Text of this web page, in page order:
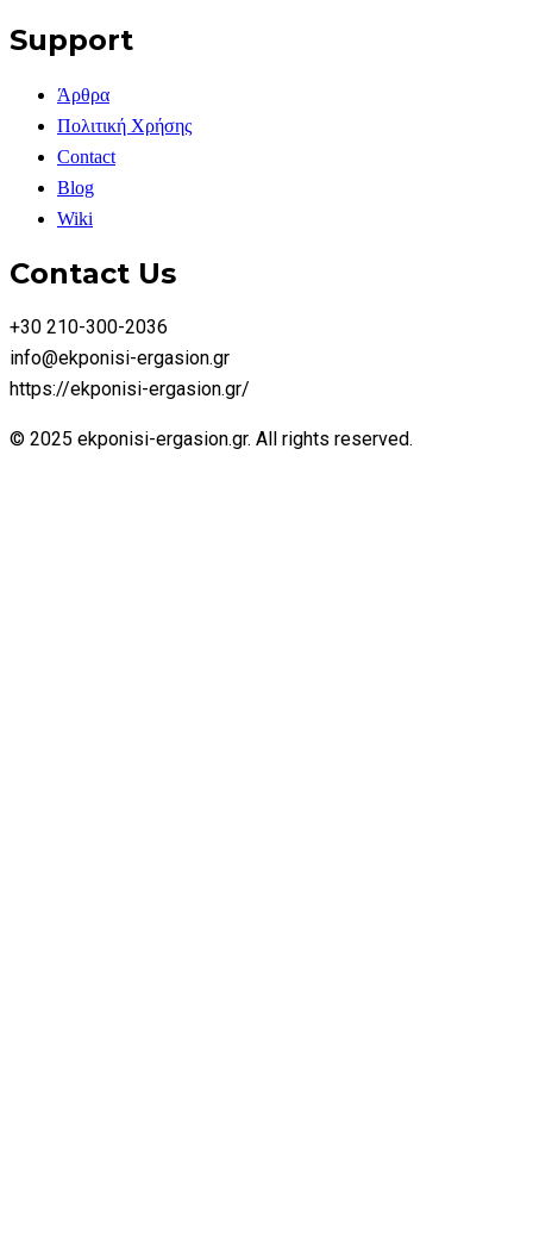
Support
Άρθρα
Πολιτική Χρήσης
Contact
Blog
Wiki
Contact Us
+30 210-300-2036
info@ekponisi-ergasion.gr
https://ekponisi-ergasion.gr/
© 2025 ekponisi-ergasion.gr. All rights reserved.